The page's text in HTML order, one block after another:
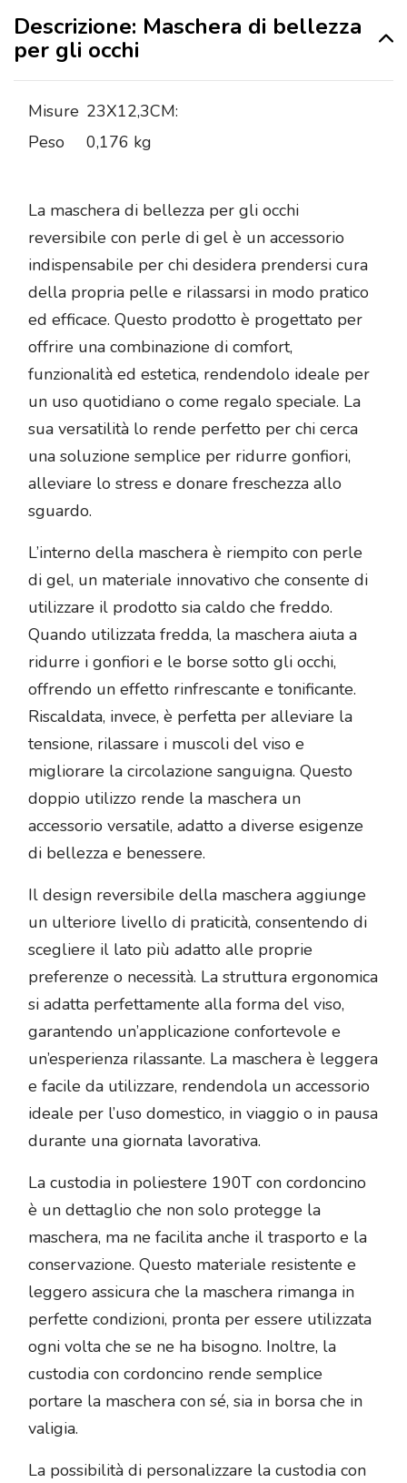
Descrizione: Maschera di bellezza
per gli occhi
Misure 23X12,3CM:
Peso
0,176 kg
La maschera di bellezza per gli occhi
reversibile con perle di gel è un accessorio
indispensabile per chi desidera prendersi cura
della propria pelle e rilassarsi in modo pratico
ed efficace. Questo prodotto è progettato per
offrire una combinazione di comfort,
funzionalità ed estetica, rendendolo ideale per
un uso quotidiano o come regalo speciale. La
sua versatilità lo rende perfetto per chi cerca
una soluzione semplice per ridurre gonfiori,
alleviare lo stress e donare freschezza allo
sguardo.
L’interno della maschera è riempito con perle
di gel, un materiale innovativo che consente di
utilizzare il prodotto sia caldo che freddo.
Quando utilizzata fredda, la maschera aiuta a
ridurre i gonfiori e le borse sotto gli occhi,
offrendo un effetto rinfrescante e tonificante.
Riscaldata, invece, è perfetta per alleviare la
tensione, rilassare i muscoli del viso e
migliorare la circolazione sanguigna. Questo
doppio utilizzo rende la maschera un
accessorio versatile, adatto a diverse esigenze
di bellezza e benessere.
Il design reversibile della maschera aggiunge
un ulteriore livello di praticità, consentendo di
scegliere il lato più adatto alle proprie
preferenze o necessità. La struttura ergonomica
si adatta perfettamente alla forma del viso,
garantendo un’applicazione confortevole e
un’esperienza rilassante. La maschera è leggera
e facile da utilizzare, rendendola un accessorio
ideale per l’uso domestico, in viaggio o in pausa
durante una giornata lavorativa.
La custodia in poliestere 190T con cordoncino
è un dettaglio che non solo protegge la
maschera, ma ne facilita anche il trasporto e la
conservazione. Questo materiale resistente e
leggero assicura che la maschera rimanga in
perfette condizioni, pronta per essere utilizzata
ogni volta che se ne ha bisogno. Inoltre, la
custodia con cordoncino rende semplice
portare la maschera con sé, sia in borsa che in
valigia.
La possibilità di personalizzare la custodia con